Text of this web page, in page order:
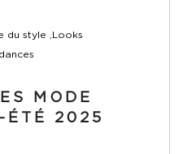
du style ,Looks
MODE
ÉTÉ 2025